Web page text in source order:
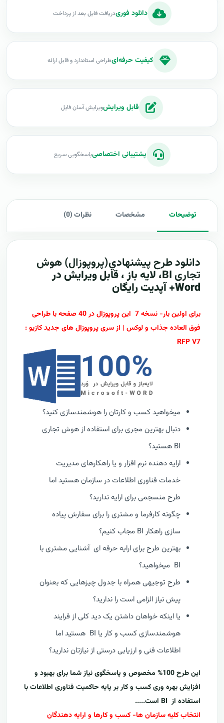
دانلود فوریدریافت فایل بعد از پرداخت
کیفیت حرفه‌ایطراحی استاندارد و قابل ارائه
قابل ویرایشویرایش آسان فایل
پشتیبانی اختصاصیپاسخگویی سریع
توضیحات مشخصات نظرات (0)
دانلود طرح پيشنهادي(پروپوزال) هوش
تجاری BI، لایه باز ، قابل ویرایش در
Word+ آپدیت رایگان
برای اولین بار- نسخه 7 این پروپوزال در 40 صفحه با طراحی
فوق العاده جذاب و لوکس | از سری پروپوزال های جدید کازیو :
RFP V7
میخواهید کسب و کارتان را هوشمندسازی کنید؟
دنبال بهترین مجری برای استفاده از هوش تجاری
BI هستید؟
ارایه دهنده نرم افزار و یا راهکارهای مدیریت
خدمات فناوری اطلاعات در سازمان هستید اما
طرح منسجمی برای ارایه ندارید؟
چگونه کارفرما و مشتری را برای سفارش پیاده
سازی راهکار BI مجاب کنیم؟
بهترین طرح برای ارایه حرفه ای آشنایی مشتری با
BI میخواهید؟
طرح توجیهی همراه با جدول چیزهایی که بعنوان
پیش نیاز الزامی است را ندارید؟
یا اینکه خواهان داشتن یک دید کلی از فرایند
هوشمندسازی کسب و کار یا BI هستید اما
اطلاعات فنی و ارزیابی درستی از نیازتان ندارید؟
این طرح 100% مخصوص و پاسخگوی نیاز شما برای بهبود و
افزایش بهره وری کسب و کار بر پایه حاکمیت فناوری اطلاعات با
استفاده از
است.....
انتخاب کلیه سازمان ها- کسب و کارها و ارایه دهندگان